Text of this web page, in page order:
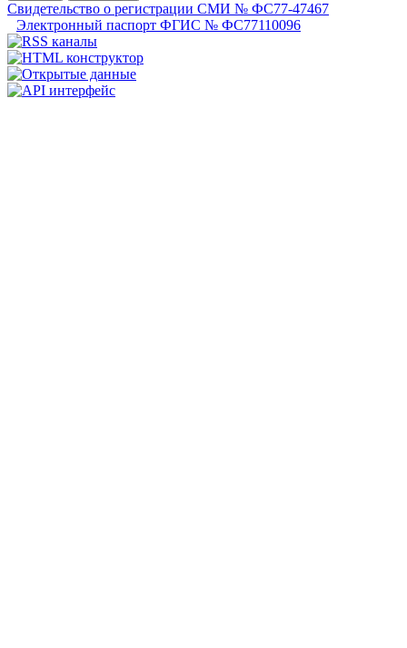
Свидетельство о регистрации СМИ № ФС77-47467
Электронный паспорт ФГИС № ФС77110096